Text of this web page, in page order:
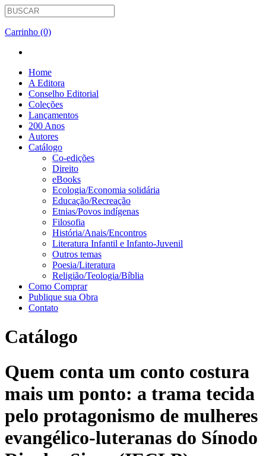
Carrinho (0)
Home
A Editora
Conselho Editorial
Coleções
Lançamentos
200 Anos
Autores
Catálogo
Co-edições
Direito
eBooks
Ecologia/Economia solidária
Educação/Recreação
Etnias/Povos indígenas
Filosofia
História/Anais/Encontros
Literatura Infantil e Infanto-Juvenil
Outros temas
Poesia/Literatura
Religião/Teologia/Bíblia
Como Comprar
Publique sua Obra
Contato
Catálogo
Quem conta um conto costura
mais um ponto: a trama tecida
pelo protagonismo de mulheres
evangélico-luteranas do Sínodo